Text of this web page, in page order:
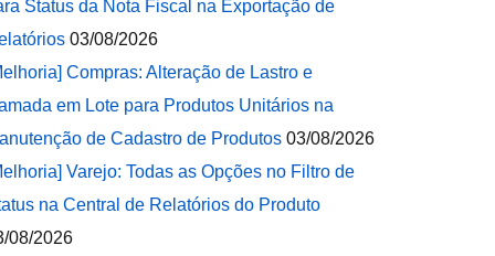
Status da Nota Fiscal na Exportação de
03/08/2026
Compras: Alteração de Lastro e
em Lote para Produtos Unitários na
de Cadastro de Produtos 03/08/2026
Varejo: Todas as Opções no Filtro de
na Central de Relatórios do Produto
08/2026